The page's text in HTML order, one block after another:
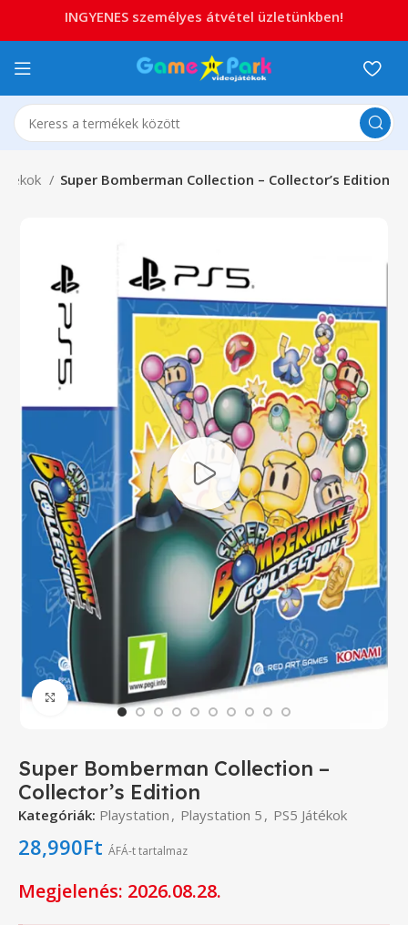
Super Bomberman Collection – Collector’s Edition
Click to enlarge
Super Bomberman Collection –
Collector’s Edition
Kategóriák: Playstation , Playstation 5 , PS5 Játékok
28,990Ft ÁFÁ-t tartalmaz
Megjelenés: 2026.08.28.
INGYENES személyes átvétel üzletünkben!